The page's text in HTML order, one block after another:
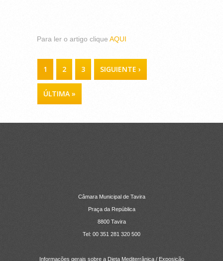
Para ler o artigo clique AQUI
PÁGINAS
1 2 3 SIGUIENTE ›
ÚLTIMA »
Câmara Municipal de Tavira
Praça da República
8800 Tavira
Tel: 00 351 281 320 500
Informações gerais sobre a Dieta Mediterrânica / Exposição